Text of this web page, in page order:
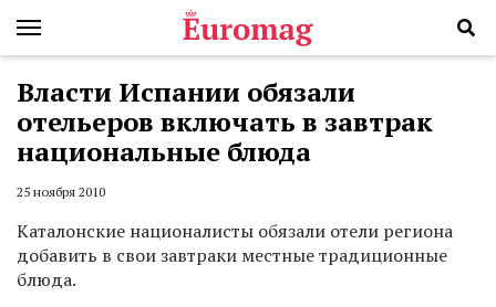
Власти Испании обязали
отельеров включать в завтрак
национальные блюда
25 ноября 2010
Каталонские националисты обязали отели региона
добавить в свои завтраки местные традиционные
блюда.